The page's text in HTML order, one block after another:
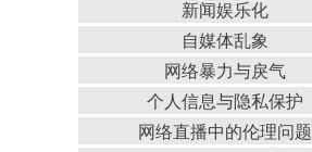
新闻娱乐化
自媒体乱象
网络暴力与戾气
个人信息与隐私保护
网络直播中的伦理问题